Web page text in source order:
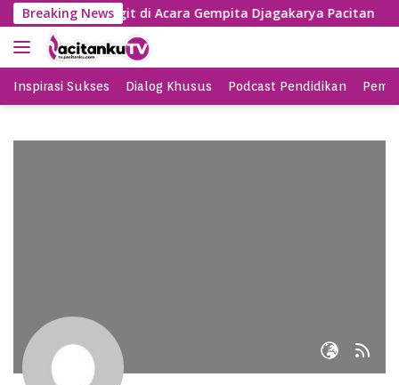
k
p
o
Breaking News
Lagu Banyu Langit di Acara Gempita Djagakarya Pacitan
Inspirasi Sukses Dialog Khusus Podcast Pendidikan